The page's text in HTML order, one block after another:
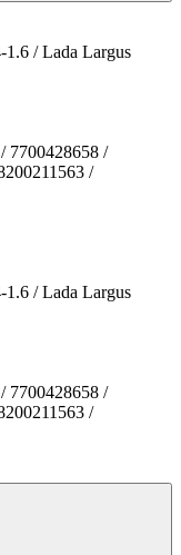
1.6 / Lada Largus
7700428658 /
/
1.6 / Lada Largus
7700428658 /
/